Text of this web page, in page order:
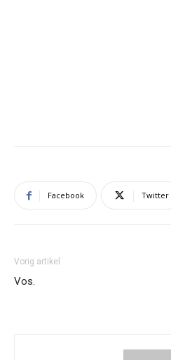
Facebook Twitter
Vorig artikel
Vos.